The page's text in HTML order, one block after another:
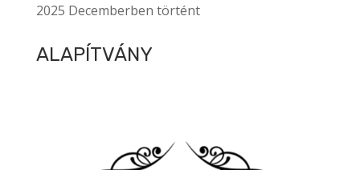
2025 Decemberben történt
ALAPÍTVÁNY